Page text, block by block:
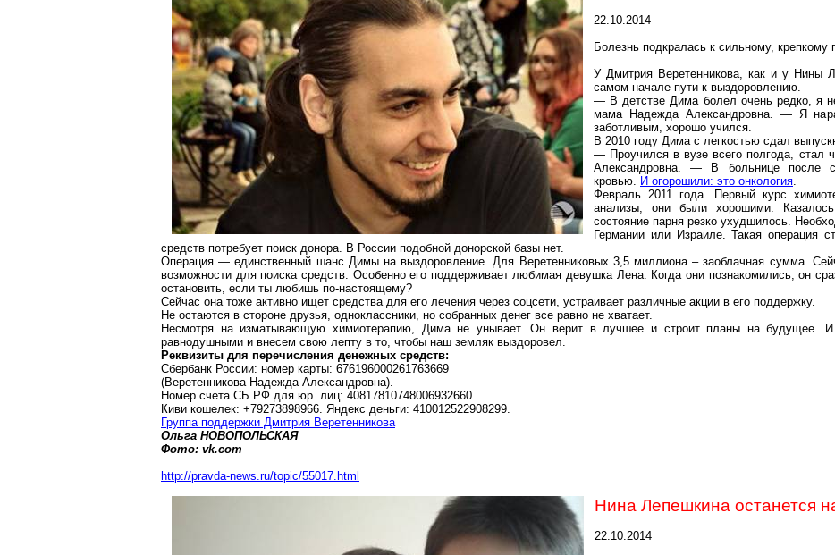
22.10.2014
Болезнь подкралась к сильному,
У Дмитрия Веретенникова, как и у Нины
самом начале пути к выздоровлению.
— В детстве Дима болел очень редко, я
мама Надежда Александровна. — Я
заботливым, хорошо учился.
В 2010 году Дима с легкостью сдал
— Проучился в вузе всего полгода, стал
Александровна. — В больнице после
кровью. И огорошили: это онкология.
Февраль 2011 года. Первый курс
анализы, они были хорошими.
состояние парня резко ухудшилось.
Германии или Израиле. Такая операция
средств потребует поиск донора. В России подобной донорской базы нет.
Операция — единственный шанс Димы на выздоровление. Для Веретенниковых 3,5 миллиона – заоблачная сумма.
возможности для поиска средств. Особенно его поддерживает любимая девушка Лена. Когда они познакомились, он
остановить, если ты любишь по-настоящему?
Сейчас она тоже активно ищет средства для его лечения через соцсети, устраивает различные акции в его поддержку.
Не остаются в стороне друзья, одноклассники, но собранных денег все равно не хватает.
Несмотря на изматывающую химиотерапию, Дима не унывает. Он верит в лучшее и строит планы на будущее.
равнодушными и внесем свою лепту в то, чтобы наш земляк выздоровел.
Реквизиты для перечисления денежных средств:
Сбербанк России: номер карты: 676196000261763669
(Веретенникова Надежда Александровна).
Номер счета СБ РФ для юр. лиц: 40817810748006932660.
Киви кошелек: +79273898966. Яндекс деньги: 410012522908299.
Группа поддержки Дмитрия Веретенникова
Ольга НОВОПОЛЬСКАЯ
Фото: vk.com
http://pravda-news.ru/topic/55017.html
Нина Лепешкина останется
22.10.2014